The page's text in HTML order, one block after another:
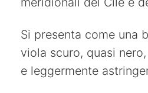
Si presenta come una
viola scuro, quasi
e leggermente